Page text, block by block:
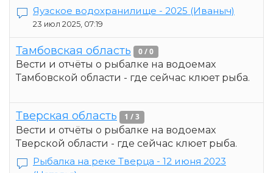
Яузское водохранилище - 2025 (Иваныч)
23 июл 2025, 07:19
Тамбовская область 0 / 0
Вести и отчёты о рыбалке на водоемах
Тамбовской области - где сейчас клюет рыба.
Тверская область 1 / 3
Вести и отчёты о рыбалке на водоемах
Тверской области - где сейчас клюет рыба.
Рыбалка на реке Тверца - 12 июня 2023